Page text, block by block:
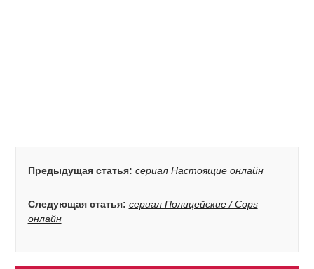
Предыдущая статья: сериал Настоящие онлайн
Следующая статья: сериал Полицейские / Cops
онлайн